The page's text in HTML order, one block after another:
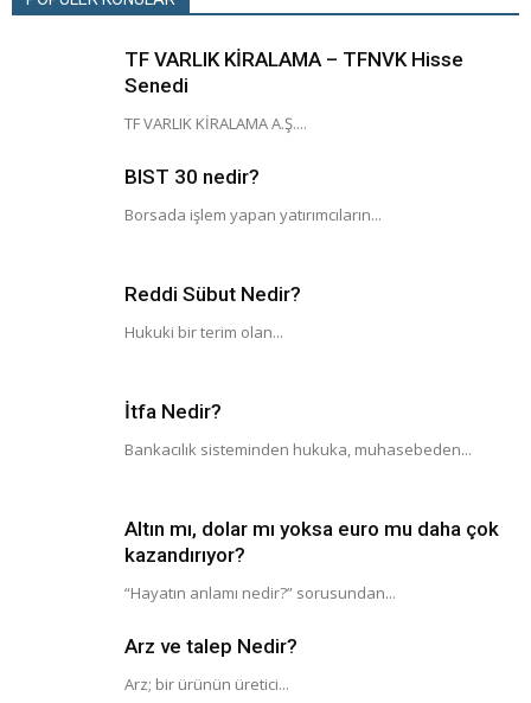
TF VARLIK KİRALAMA – TFNVK Hisse
Senedi
TF VARLIK KİRALAMA A.Ş....
BIST 30 nedir?
Borsada işlem yapan yatırımcıların...
Reddi Sübut Nedir?
Hukuki bir terim olan...
İtfa Nedir?
Bankacılık sisteminden hukuka, muhasebeden...
Altın mı, dolar mı yoksa euro mu daha çok
kazandırıyor?
“Hayatın anlamı nedir?” sorusundan...
Arz ve talep Nedir?
Arz; bir ürünün üretici...